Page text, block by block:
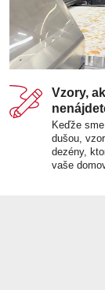
Vzory,
Keďže
dušou,
dezény,
vaše